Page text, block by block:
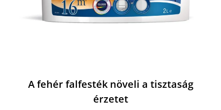
A fehér falfesték növeli a tisztaság
érzetet